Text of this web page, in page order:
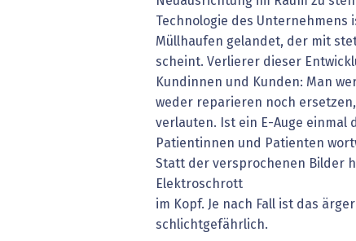
Technologie des Unternehmens
Müllhaufen gelandet, der mit
scheint. Verlierer dieser
Kundinnen und Kunden: Man
weder reparieren noch
verlauten. Ist ein E-Auge einmal
Patientinnen und Patienten
Statt der versprochenen Bilder
Elektroschrott
im Kopf. Je nach Fall ist das
schlichtgefährlich.